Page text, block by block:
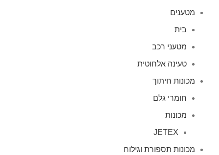
מטענים
בית
מטעני רכב
טעינה אלחוטית
מכונות חיתוך
חומרי גלם
מכונות
JETEX
מכונות תספורת וגילוח